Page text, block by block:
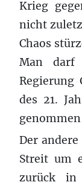
Krieg
nicht
Chaos
Man darf
Regierung
des 21.
Der
Streit um
zurück